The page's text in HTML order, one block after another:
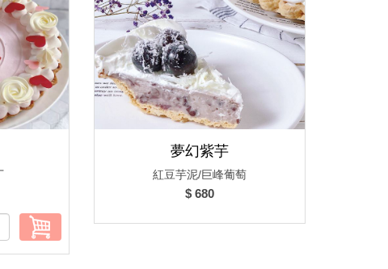
夢幻紫芋
紅豆芋泥/巨峰葡萄
$ 680